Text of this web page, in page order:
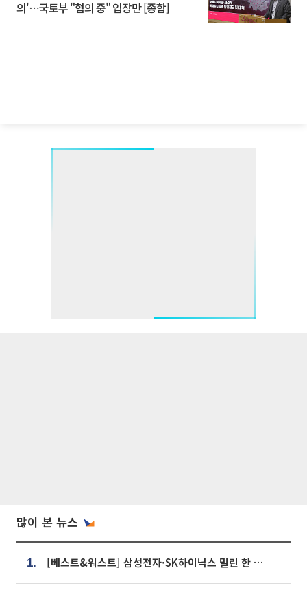
의'⋯국토부 "협의 중" 입장만 [종합]
많이 본 뉴스
1. [베스트&워스트] 삼성전자·SK하이닉스 밀린 한 주…상상인증권은 85% 급등